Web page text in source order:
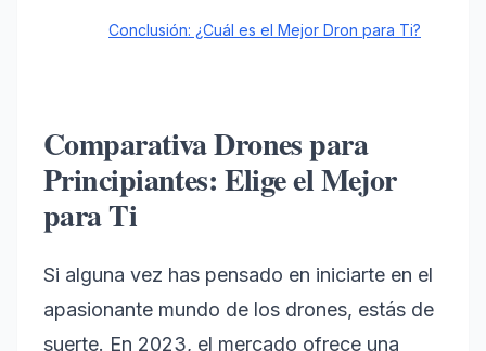
Conclusión: ¿Cuál es el Mejor Dron para Ti?
Comparativa Drones para
Principiantes: Elige el Mejor
para Ti
Si alguna vez has pensado en iniciarte en el
apasionante mundo de los drones, estás de
suerte. En 2023, el mercado ofrece una